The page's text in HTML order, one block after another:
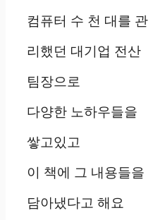
컴퓨터 수 천 대를 관
리했던 대기업 전산
팀장으로
다양한 노하우들을
쌓고있고
이 책에 그 내용들을
담아냈다고 해요